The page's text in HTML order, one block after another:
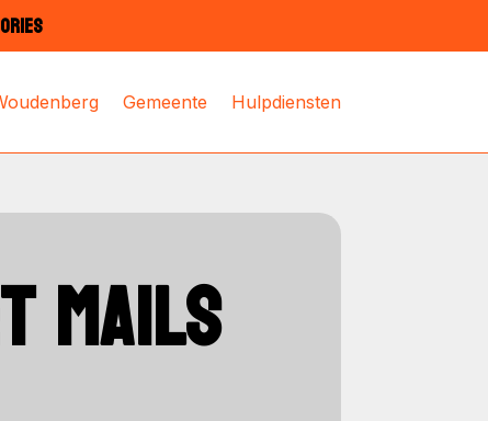
Gemeente Hulpdiensten
MAILS